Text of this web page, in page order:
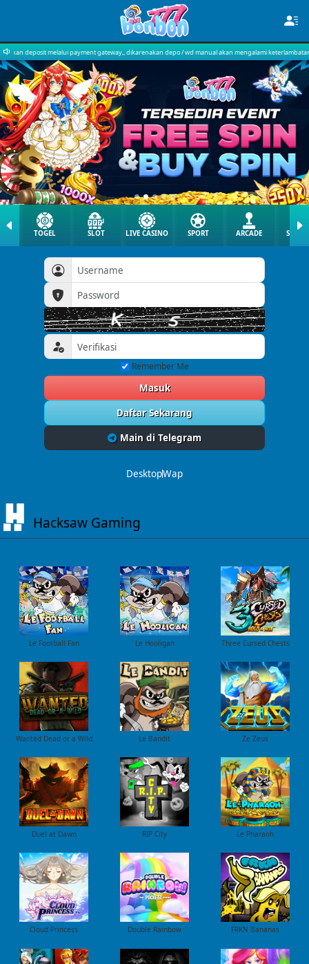
gateway,, dikarenakan depo / wd manual akan mengalami keterlambatan approve..
Remember Me
Masuk
Daftar Sekarang
Main di Telegram
TOGEL SLOT LIVE CASINO SPORT ARCADE
DesktopWap
Hacksaw Gaming
Le Football Fan Le Hooligan Three Cursed Chests
Wanted Dead or a Wild Le Bandit Ze Zeus
Duel at Dawn RIP City Le Pharaoh
Cloud Princess Double Rainbow FRKN Bananas